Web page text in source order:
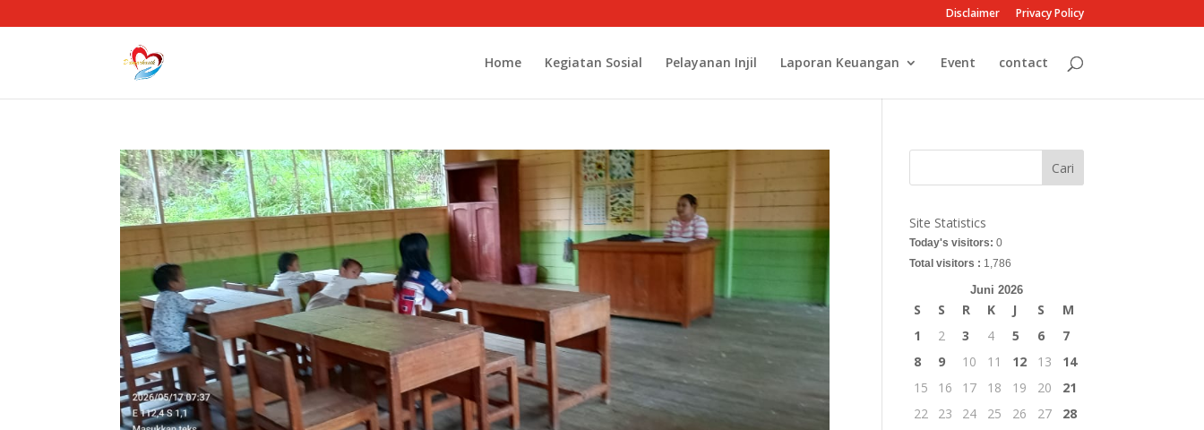
Disclaimer Privacy Policy
Home Kegiatan Sosial Pelayanan Injil Laporan Keuangan Event contact
Cari
Site Statistics
Today's visitors:0
Total visitors : 1,786
Juni 2026
S S R K J S
M
1
2 3 4 5 6
7
8
9 10 11 12 13
14
15
16 17 18 19 20
21
22
23 24 25 26 27
28